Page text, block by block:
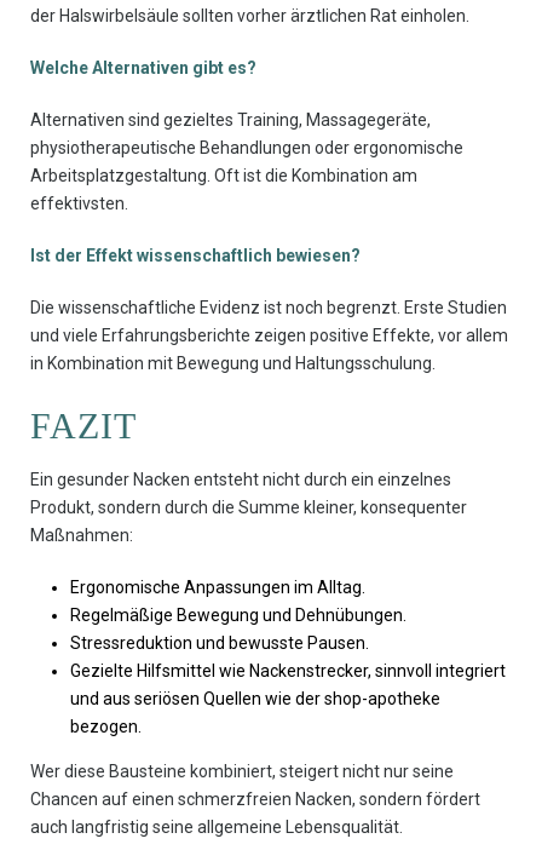
der Halswirbelsäule sollten vorher ärztlichen Rat einholen.
Welche Alternativen gibt es?
Alternativen sind gezieltes Training, Massagegeräte,
physiotherapeutische Behandlungen oder ergonomische
Arbeitsplatzgestaltung. Oft ist die Kombination am
effektivsten.
Ist der Effekt wissenschaftlich bewiesen?
Die wissenschaftliche Evidenz ist noch begrenzt. Erste Studien
und viele Erfahrungsberichte zeigen positive Effekte, vor allem
in Kombination mit Bewegung und Haltungsschulung.
FAZIT
Ein gesunder Nacken entsteht nicht durch ein einzelnes
Produkt, sondern durch die Summe kleiner, konsequenter
Maßnahmen:
Ergonomische Anpassungen im Alltag.
Regelmäßige Bewegung und Dehnübungen.
Stressreduktion und bewusste Pausen.
Gezielte Hilfsmittel wie Nackenstrecker, sinnvoll integriert
und aus seriösen Quellen wie der shop-apotheke
bezogen.
Wer diese Bausteine kombiniert, steigert nicht nur seine
Chancen auf einen schmerzfreien Nacken, sondern fördert
auch langfristig seine allgemeine Lebensqualität.